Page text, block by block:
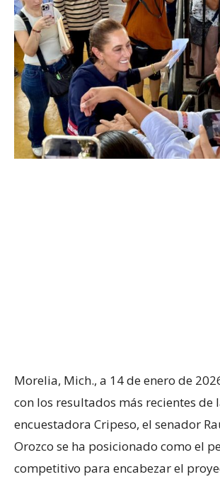
Morelia, Mich., a 14 de enero de
con los resultados más recientes de
encuestadora Cripeso, el senador
Orozco se ha posicionado como el
competitivo para encabezar el